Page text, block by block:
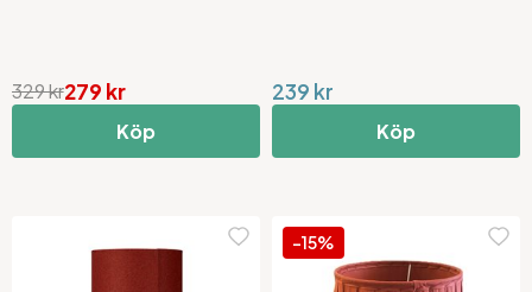
279 kr
329 kr
Köp
239 kr
Köp
-15%